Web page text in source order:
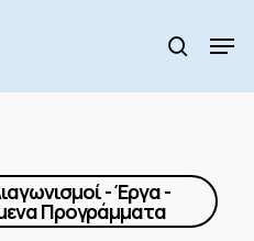
search
- Έργα -
Προγράμματα
Menu